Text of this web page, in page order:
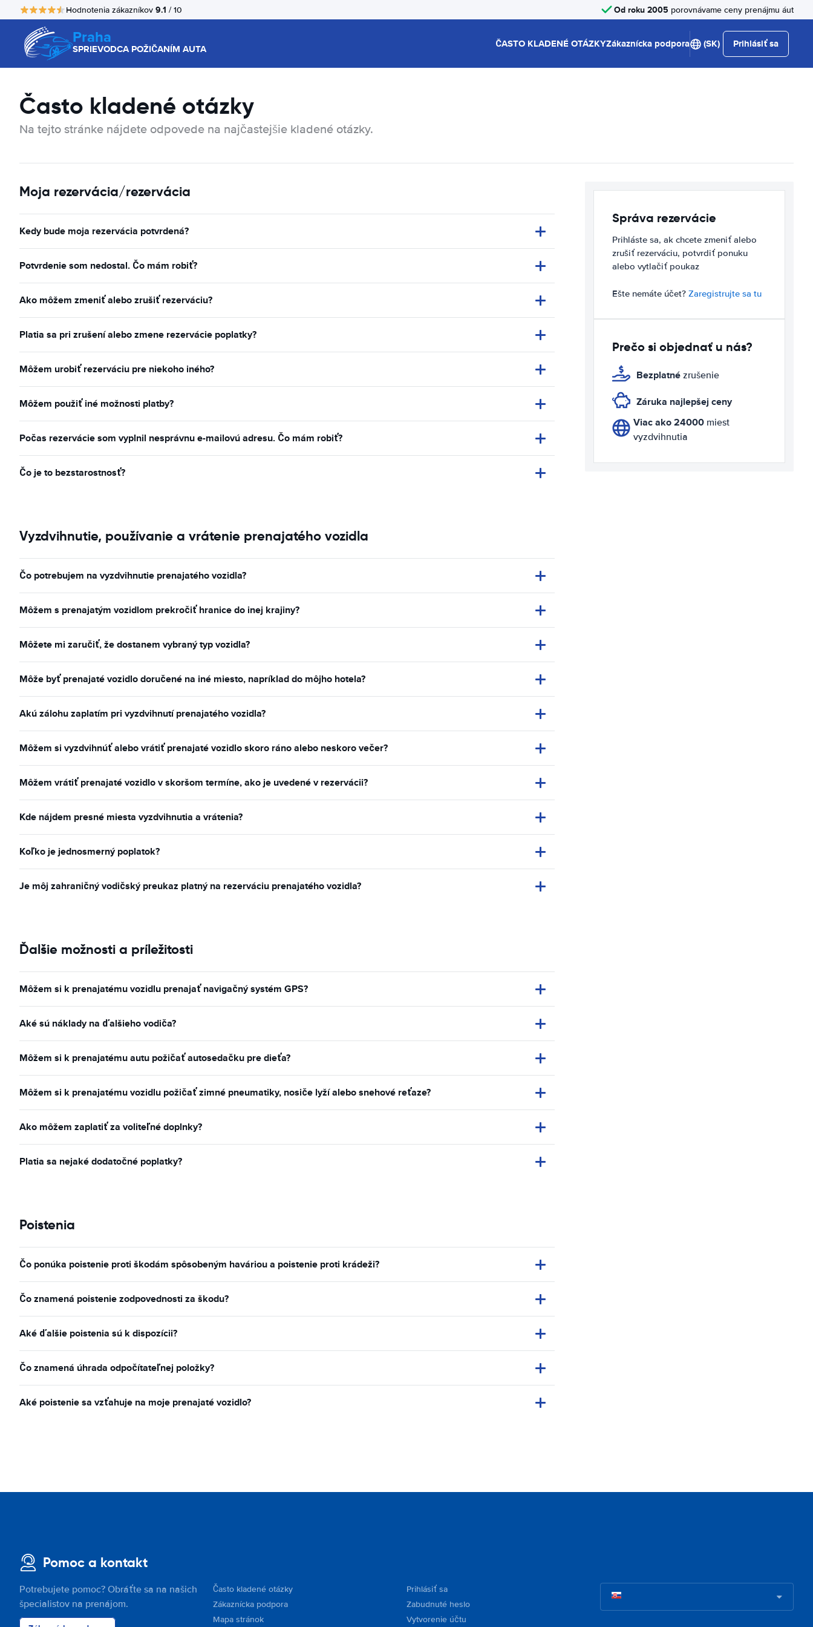
Hodnotenia zákazníkov 9.1 / 10 Od roku 2005 porovnávame ceny prenájmu áut
Praha
SPRIEVODCA POŽIČANÍM AUTA ČASTO KLADENÉ OTÁZKYZákaznícka podpora (SK) Prihlásiť sa
Často kladené otázky
Na tejto stránke nájdete odpovede na najčastejšie kladené otázky.
Moja rezervácia/rezervácia
Kedy bude moja rezervácia potvrdená?
Potvrdenie som nedostal. Čo mám robiť?
Ako môžem zmeniť alebo zrušiť rezerváciu?
Platia sa pri zrušení alebo zmene rezervácie poplatky?
Môžem urobiť rezerváciu pre niekoho iného?
Môžem použiť iné možnosti platby?
Počas rezervácie som vyplnil nesprávnu e-mailovú adresu. Čo mám robiť?
Čo je to bezstarostnosť?
Vyzdvihnutie, používanie a vrátenie prenajatého vozidla
Čo potrebujem na vyzdvihnutie prenajatého vozidla?
Môžem s prenajatým vozidlom prekročiť hranice do inej krajiny?
Môžete mi zaručiť, že dostanem vybraný typ vozidla?
Môže byť prenajaté vozidlo doručené na iné miesto, napríklad do môjho hotela?
Akú zálohu zaplatím pri vyzdvihnutí prenajatého vozidla?
Môžem si vyzdvihnúť alebo vrátiť prenajaté vozidlo skoro ráno alebo neskoro večer?
Môžem vrátiť prenajaté vozidlo v skoršom termíne, ako je uvedené v rezervácii?
Kde nájdem presné miesta vyzdvihnutia a vrátenia?
Koľko je jednosmerný poplatok?
Je môj zahraničný vodičský preukaz platný na rezerváciu prenajatého vozidla?
Ďalšie možnosti a príležitosti
Môžem si k prenajatému vozidlu prenajať navigačný systém GPS?
Aké sú náklady na ďalšieho vodiča?
Môžem si k prenajatému autu požičať autosedačku pre dieťa?
Môžem si k prenajatému vozidlu požičať zimné pneumatiky, nosiče lyží alebo snehové reťaze?
Ako môžem zaplatiť za voliteľné doplnky?
Platia sa nejaké dodatočné poplatky?
Poistenia
Čo ponúka poistenie proti škodám spôsobeným haváriou a poistenie proti krádeži?
Čo znamená poistenie zodpovednosti za škodu?
Aké ďalšie poistenia sú k dispozícii?
Čo znamená úhrada odpočítateľnej položky?
Aké poistenie sa vzťahuje na moje prenajaté vozidlo?
Správa rezervácie
Prihláste sa, ak chcete zmeniť alebo
zrušiť rezerváciu, potvrdiť ponuku
alebo vytlačiť poukaz
Ešte nemáte účet? Zaregistrujte sa tu
Prečo si objednať u nás?
Bezplatné zrušenie
Záruka najlepšej ceny
Viac ako 24000miest
vyzdvihnutia
Pomoc a kontakt
Potrebujete pomoc? Obráťte sa na našich
špecialistov na prenájom.
Často kladené otázky
Zákaznícka podpora
Mapa stránok
Prihlásiť sa
Zabudnuté heslo
Vytvorenie účtu